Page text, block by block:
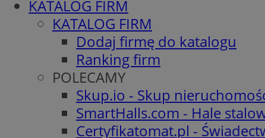
KATALOG FIRM
KATALOG FIRM
Dodaj firmę do katalogu
Ranking firm
POLECAMY
Skup.io - Skup
SmartHalls.com - Hale
Certyfikatomat.pl -